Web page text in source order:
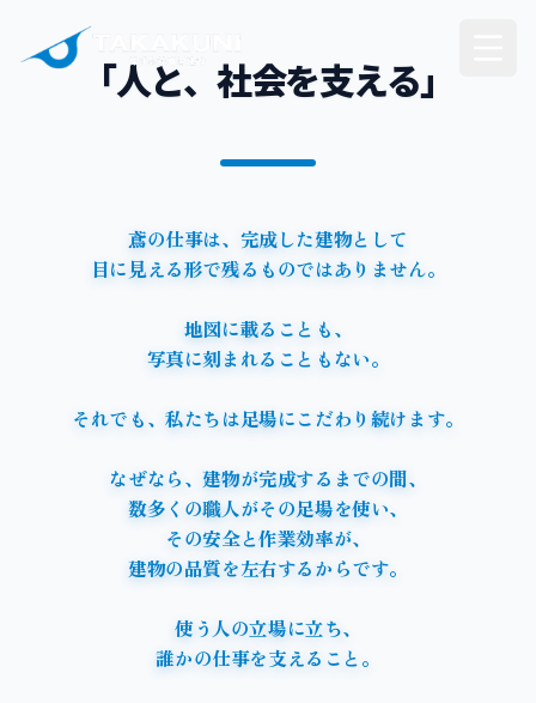
鳶の会社で
新潟県No.1を目指しています。
「人と、社会を支える」
鳶の仕事は、 完成した建物と して
目に見える形で残る ものではあ り ません。
地図に載る こ と も、
写真に刻まれる こ と もない。
それで も、私たちは足場にこだわ り 続け ます。
なぜなら、建物が完成する までの間、
数多く の職人がその足場を使い、
その安全と作業効率が、
建物の品質を左右するか らです。
使う 人の立場に立ち、
誰かの仕事を支える こ と。